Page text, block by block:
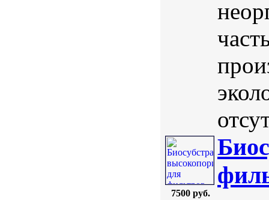
7500 руб.